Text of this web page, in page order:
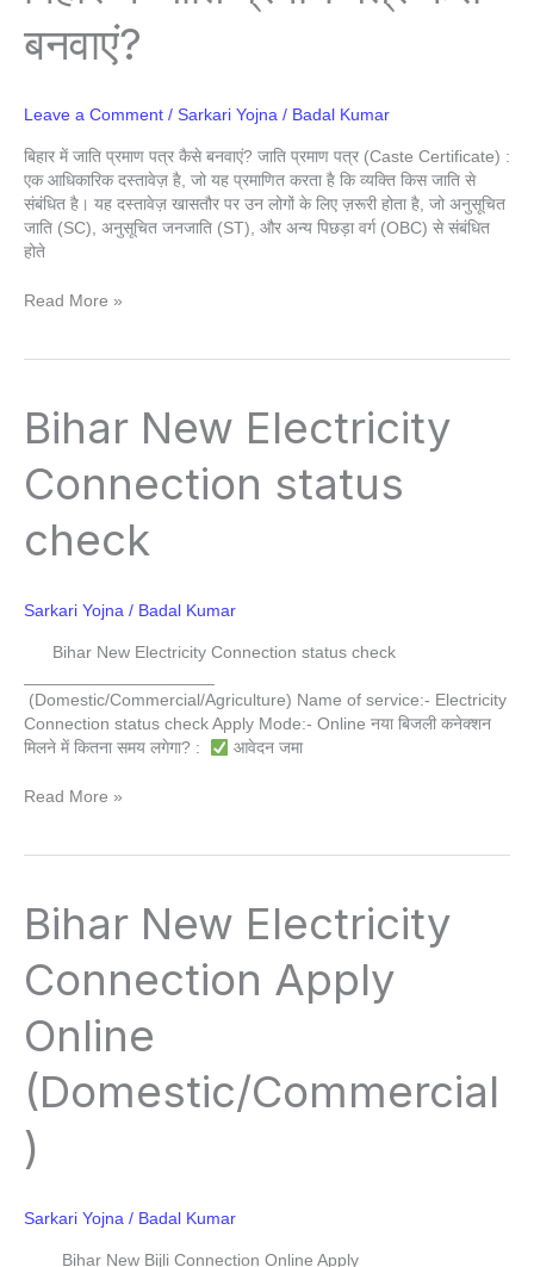
बनवाएं?
Leave a Comment / Sarkari Yojna / Badal Kumar
बिहार में जाति प्रमाण पत्र कैसे बनवाएं? जाति प्रमाण पत्र (Caste Certificate) :
एक आधिकारिक दस्तावेज़ है, जो यह प्रमाणित करता है कि व्यक्ति किस जाति से
संबंधित है। यह दस्तावेज़ खासतौर पर उन लोगों के लिए ज़रूरी होता है, जो अनुसूचित
जाति (SC), अनुसूचित जनजाति (ST), और अन्य पिछड़ा वर्ग (OBC) से संबंधित
होते
प्रमाण
बनवाएं?
Read More »
Bihar New Electricity
Connection status
check
Sarkari Yojna / Badal Kumar
Bihar New Electricity Connection status check
(Domestic/Commercial/Agriculture) Name of service:- Electricity
Connection status check Apply Mode:- Online नया बिजली कनेक्शन
मिलने में कितना समय लगेगा? :
आवेदन जमा
Bihar
New
Connection
check
Read More »
Bihar New Electricity
Connection Apply
Online
(Domestic/Commercial
)
Sarkari Yojna / Badal Kumar
Bihar New Bijli Connection Online Apply
Bihar
New
Connection
Online
(Domestic/Commercial)